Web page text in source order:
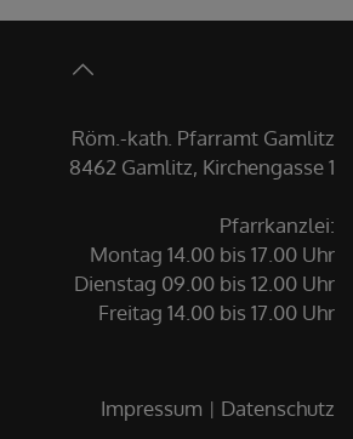
Röm.-kath. Pfarramt Gamlitz
8462 Gamlitz, Kirchengasse 1
Pfarrkanzlei:
Montag 14.00 bis 17.00 Uhr
Dienstag 09.00 bis 12.00 Uhr
Freitag 14.00 bis 17.00 Uhr
Impressum Datenschutz